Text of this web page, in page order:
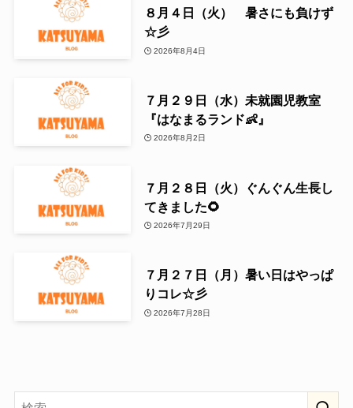
８月４日（火） 暑さにも負けず
☆彡
2026年8月4日
７月２９日（水）未就園児教室
『はなまるランド👶』
2026年8月2日
７月２８日（火）ぐんぐん生長し
てきました🌻
2026年7月29日
７月２７日（月）暑い日はやっぱ
りコレ☆彡
2026年7月28日